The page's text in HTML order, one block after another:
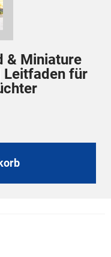
& Miniature
Leitfaden für